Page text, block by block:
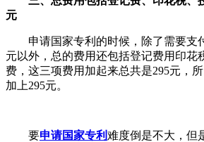
元
申请国家专利的时候，除了需要支
元以外，总的费用还包括登记费用印花
费，这三项费用加起来总共是295元，
加上295元。
要申请国家专利难度倒是不大，但